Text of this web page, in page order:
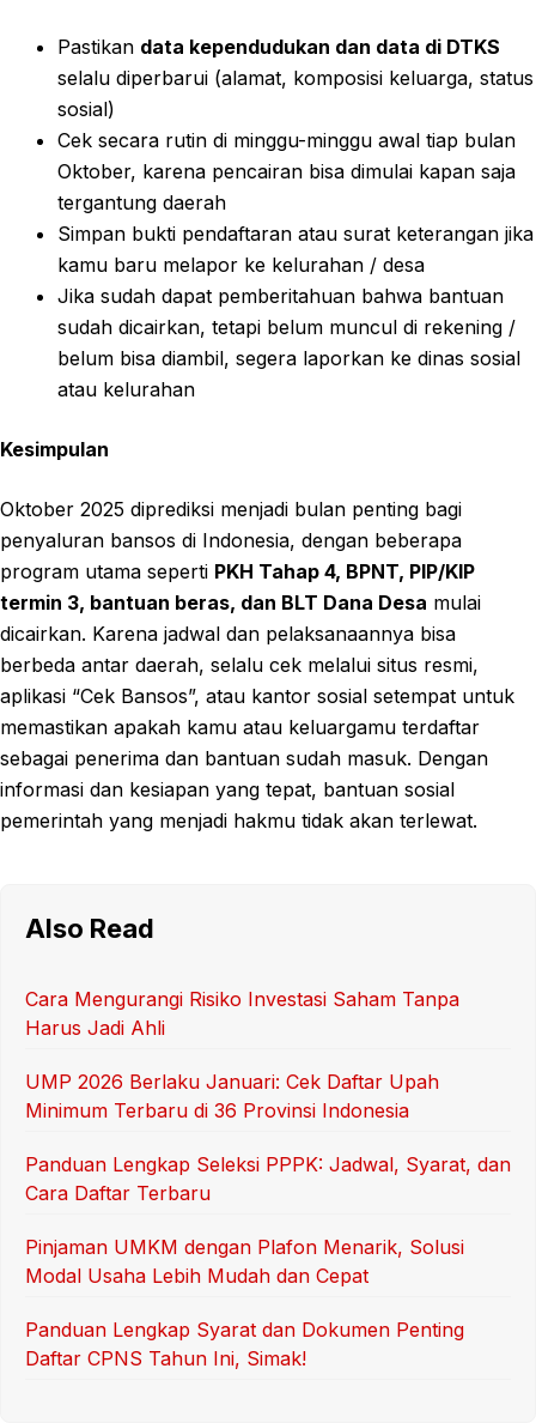
Pastikan data kependudukan dan data di DTKS
selalu diperbarui (alamat, komposisi keluarga, status
sosial)
Cek secara rutin di minggu-minggu awal tiap bulan
Oktober, karena pencairan bisa dimulai kapan saja
tergantung daerah
Simpan bukti pendaftaran atau surat keterangan jika
kamu baru melapor ke kelurahan / desa
Jika sudah dapat pemberitahuan bahwa bantuan
sudah dicairkan, tetapi belum muncul di rekening /
belum bisa diambil, segera laporkan ke dinas sosial
atau kelurahan
Kesimpulan
Oktober 2025 diprediksi menjadi bulan penting bagi
penyaluran bansos di Indonesia, dengan beberapa
program utama seperti PKH Tahap 4, BPNT, PIP/KIP
termin 3, bantuan beras, dan BLT Dana Desa mulai
dicairkan. Karena jadwal dan pelaksanaannya bisa
berbeda antar daerah, selalu cek melalui situs resmi,
aplikasi “Cek Bansos”, atau kantor sosial setempat untuk
memastikan apakah kamu atau keluargamu terdaftar
sebagai penerima dan bantuan sudah masuk. Dengan
informasi dan kesiapan yang tepat, bantuan sosial
pemerintah yang menjadi hakmu tidak akan terlewat.
Also Read
Cara Mengurangi Risiko Investasi Saham Tanpa
Harus Jadi Ahli
UMP 2026 Berlaku Januari: Cek Daftar Upah
Minimum Terbaru di 36 Provinsi Indonesia
Panduan Lengkap Seleksi PPPK: Jadwal, Syarat, dan
Cara Daftar Terbaru
Pinjaman UMKM dengan Plafon Menarik, Solusi
Modal Usaha Lebih Mudah dan Cepat
Panduan Lengkap Syarat dan Dokumen Penting
Daftar CPNS Tahun Ini, Simak!